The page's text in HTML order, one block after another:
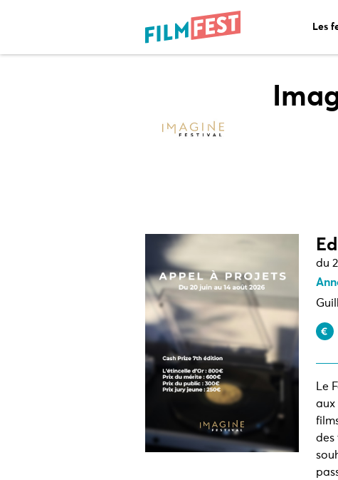
Les
du
Le
aux
des